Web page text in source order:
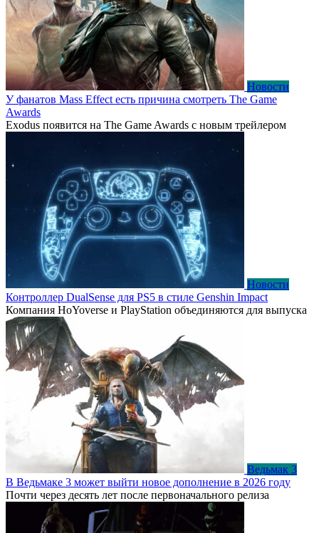
Новости
У фанатов Mass Effect есть причина смотреть The Game
Awards
Exodus появится на The Game Awards с новым трейлером
Новости
Контроллер DualSense для PS5 в стиле Genshin Impact
Компания HoYoverse и PlayStation объединяются для выпуска
Ведьмак 3
В Ведьмаке 3 может выйти новое дополнение в 2026 году
Почти через десять лет после первоначального релиза